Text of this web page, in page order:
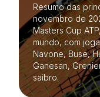
Resumo das
novembro de
Masters Cup
mundo, com
Navone, Buse,
Ganesan,
saibro.